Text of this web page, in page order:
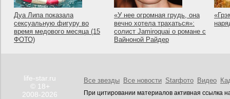
Дуа Липа показала
сексуальную фигуру во
время медового месяца (15
ФОТО)
«У нее огромная грудь, она
вечно хотела трахаться»:
солист Jamiroquai о романе с
Вайноной Райдер
life-star.ru
© 18+
2008-2026
Все звезды Все новости Starфото Видео
При цитировании материалов активная ссылка